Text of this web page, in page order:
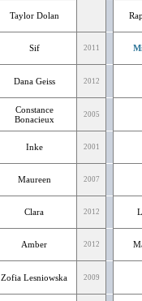
Taylor Dolan
Sif 2011
Dana Geiss 2012
Constance
Bonacieux
2005
Inke 2001
Maureen 2007
Clara 2012
Amber 2012
Zofia Lesniowska 2009